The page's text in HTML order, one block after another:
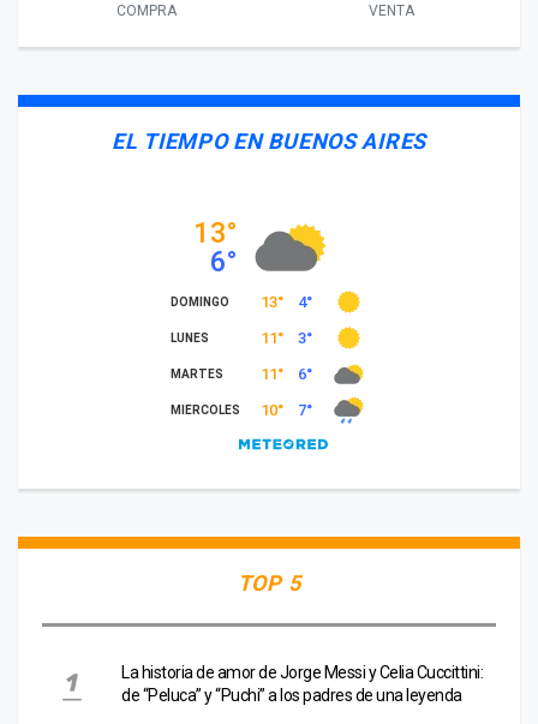
COMPRA VENTA
EL TIEMPO EN BUENOS AIRES
TOP 5
La historia de amor de Jorge Messi y Celia Cuccittini:
de “Peluca” y “Puchi” a los padres de una leyenda